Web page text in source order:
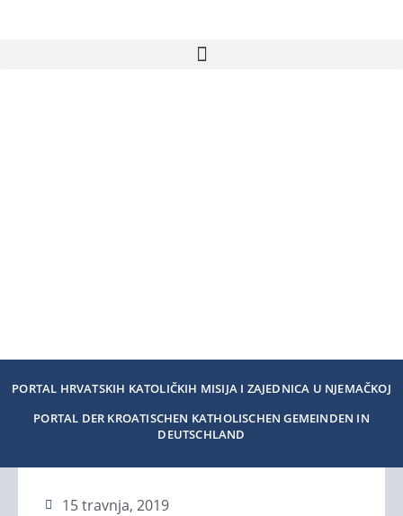
PORTAL HRVATSKIH KATOLIČKIH MISIJA I ZAJEDNICA U NJEMAČKOJ
PORTAL DER KROATISCHEN KATHOLISCHEN GEMEINDEN IN
DEUTSCHLAND
15 travnja, 2019